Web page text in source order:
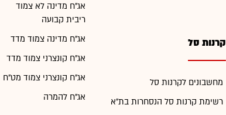
קרנות סל
מחשבונים לקרנות סל
רשימת קרנות סל הנסחרות בת"א
אג"ח מדינה לא צמוד
ריבית קבועה
אג"ח מדינה צמוד מדד
אג"ח קונצרני צמוד מדד
אג"ח קונצרני צמוד מט"ח
אג"ח להמרה